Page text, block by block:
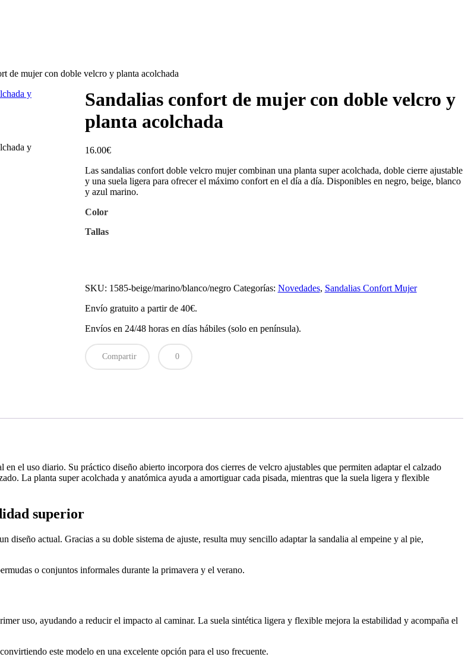
de mujer con doble velcro y planta acolchada
Sandalias confort de mujer con doble velcro y
planta acolchada
16.00€
Las sandalias confort doble velcro mujer combinan una planta super acolchada, doble cierre ajustable
y una suela ligera para ofrecer el máximo confort en el día a día. Disponibles en negro, beige, blanco
y azul marino.
Color
Tallas
SKU: 1585-beige/marino/blanco/negro Categorías: Novedades, Sandalias Confort Mujer
Envío gratuito a partir de 40€.
Envíos en 24/48 horas en días hábiles (solo en península).
Compartir 0
el uso diario. Su práctico diseño abierto incorpora dos cierres de velcro ajustables que permiten adaptar el calzado
La planta super acolchada y anatómica ayuda a amortiguar cada pisada, mientras que la suela ligera y flexible
superior
diseño actual. Gracias a su doble sistema de ajuste, resulta muy sencillo adaptar la sandalia al empeine y al pie,
o conjuntos informales durante la primavera y el verano.
uso, ayudando a reducir el impacto al caminar. La suela sintética ligera y flexible mejora la estabilidad y acompaña el
este modelo en una excelente opción para el uso frecuente.